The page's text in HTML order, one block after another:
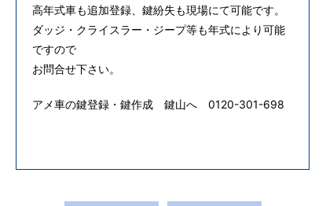
高年式車も追加登録、鍵紛失も現場にて可能です。
ダッジ・クライスラー・ジープ等も年式により可能
ですので
お問合せ下さい。
アメ車の鍵登録・鍵作成 鍵山へ 0120-301-698